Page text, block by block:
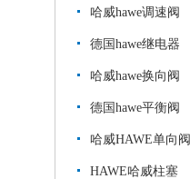
哈威hawe调速阀
德国hawe继电器
哈威hawe换向阀
德国hawe平衡阀
哈威HAWE单向阀
HAWE哈威柱塞